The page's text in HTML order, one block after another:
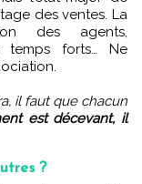
des ventes. La
des agents,
temps forts… Ne
il faut que chacun
est décevant, il
?